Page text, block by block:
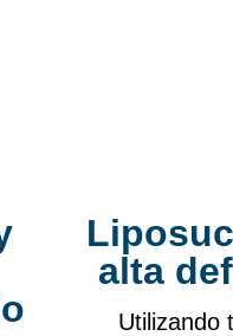
alta
Utilizando